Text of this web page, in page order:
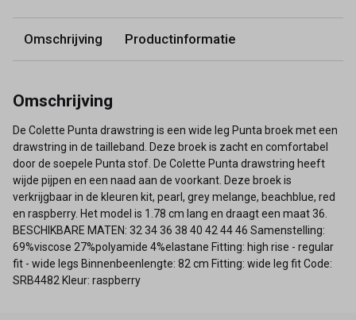
Omschrijving Productinformatie
Omschrijving
De Colette Punta drawstring is een wide leg Punta broek met een
drawstring in de tailleband. Deze broek is zacht en comfortabel
door de soepele Punta stof. De Colette Punta drawstring heeft
wijde pijpen en een naad aan de voorkant. Deze broek is
verkrijgbaar in de kleuren kit, pearl, grey melange, beachblue, red
en raspberry. Het model is 1.78 cm lang en draagt een maat 36.
BESCHIKBARE MATEN: 32 34 36 38 40 42 44 46 Samenstelling:
69%viscose 27%polyamide 4%elastane Fitting: high rise - regular
fit - wide legs Binnenbeenlengte: 82 cm Fitting: wide leg fit Code:
SRB4482 Kleur: raspberry